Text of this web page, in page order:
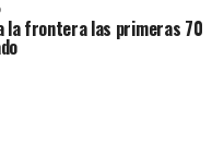
la frontera las primeras 70